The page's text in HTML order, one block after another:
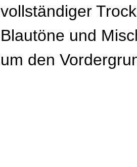
vollständiger
Blautöne und
um den